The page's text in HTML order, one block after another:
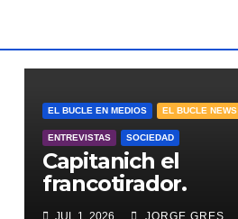
EL BUCLE EN MEDIOS EL BUCLE NEWS
ENTREVISTAS SOCIEDAD
Capitanich el
francotirador.